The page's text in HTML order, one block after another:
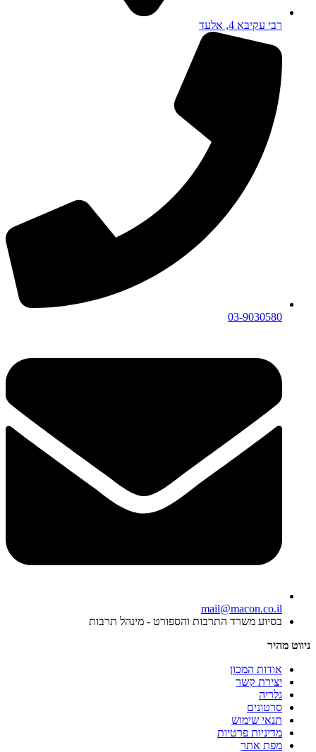
רבי עקיבא 4, אלעד
03-9030580
mail@macon.co.il
בסיוע משרד התרבות והספורט - מינהל תרבות
ניווט מהיר
אודות המכון
יצירת קשר
גלריה
סרטונים
תנאי שימוש
מדיניות פרטיות
מפת אתר